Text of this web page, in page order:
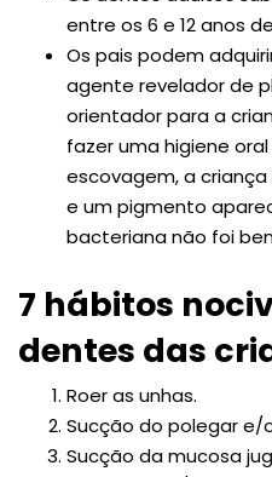
entre os 6 e 12 anos
Os pais podem
agente revelador de
orientador para a
fazer uma higiene
escovagem, a
e um pigmento
bacteriana não foi
7 hábitos
dentes das
Roer as unhas.
Sucção do polegar e/
Sucção da mucosa